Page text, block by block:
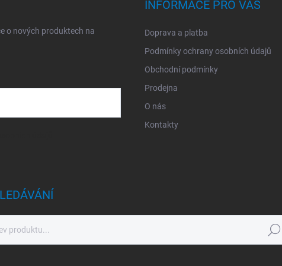
o nových produktech na
INFORMACE PRO VÁS
Doprava a platba
Podmínky ochrany osobních údajů
Obchodní podmínky
Prodejna
O nás
Kontakty
Hledat